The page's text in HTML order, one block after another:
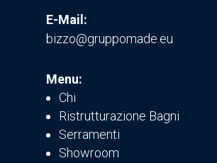
E-Mail:
bizzo@gruppomade.eu
Menu:
Chi
Ristrutturazione Bagni
Serramenti
Showroom